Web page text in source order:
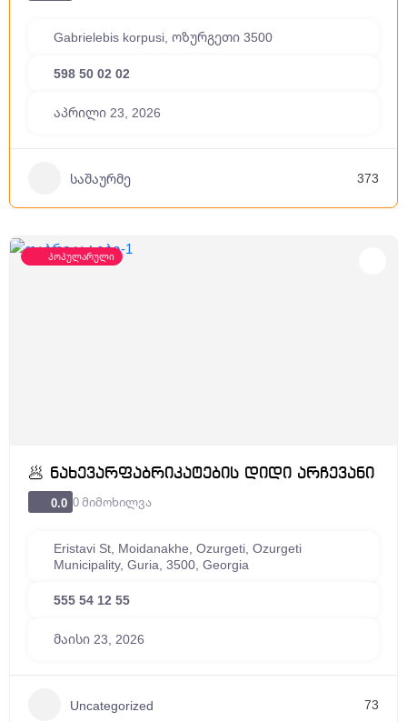
Gabrielebis korpusi, ოზურგეთი 3500
598 50 02 02
აპრილი 23, 2026
საშაურმე 373
პოპულარული
🥟 ნახევარფაბრიკატების დიდი არჩევანი
0.0 0 მიმოხილვა
Eristavi St, Moidanakhe, Ozurgeti, Ozurgeti
Municipality, Guria, 3500, Georgia
555 54 12 55
მაისი 23, 2026
Uncategorized 73